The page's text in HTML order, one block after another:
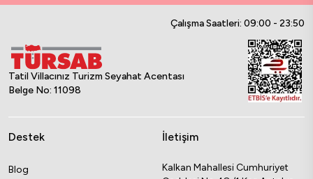
Çalışma Saatleri: 09:00 - 23:50
Tatil Villacınız Turizm Seyahat Acentası
Belge No: 11098
Destek
Blog
İletişim
Kalkan Mahallesi Cumhuriyet